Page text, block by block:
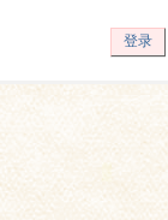
登录